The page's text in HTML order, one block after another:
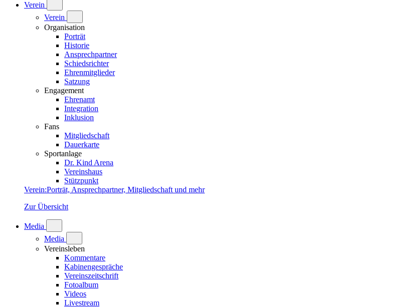
Verein
Verein
Organisation
Porträt
Historie
Ansprechpartner
Schiedsrichter
Ehrenmitglieder
Satzung
Engagement
Ehrenamt
Integration
Inklusion
Fans
Mitgliedschaft
Dauerkarte
Sportanlage
Dr. Kind Arena
Vereinshaus
Stützpunkt
Verein:Porträt, Ansprechpartner, Mitgliedschaft und mehr
Zur Übersicht
Media
Media
Vereinsleben
Kommentare
Kabinengespräche
Vereinszeitschrift
Fotoalbum
Videos
Livestream